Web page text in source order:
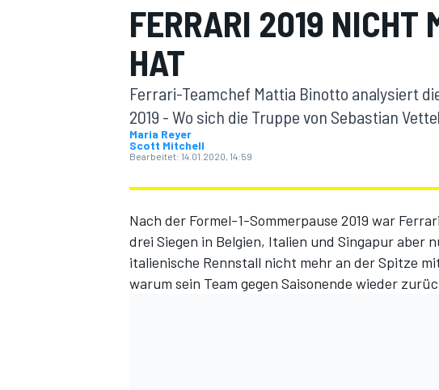
MOTOGP
FERRARI 2019 NICHT
HAT
Ferrari-Teamchef Mattia Binotto analysiert
2019 - Wo sich die Truppe von Sebastian
Maria Reyer
Scott Mitchell
Bearbeitet: 14.01.2020, 14:59
Nach der Formel-1-Sommerpause 2019 war
drei Siegen in Belgien, Italien und Singapur aber
italienische Rennstall nicht mehr an der Spitze
warum sein Team gegen Saisonende wieder